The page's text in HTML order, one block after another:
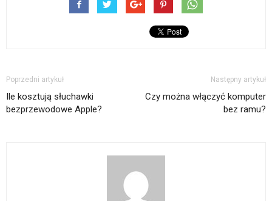
mail(Otwiera
się
oknie) nowym
oknie)
Poprzedni artykuł
Ile kosztują słuchawki
bezprzewodowe Apple?
Następny artykuł
Czy można włączyć komputer
bez ramu?